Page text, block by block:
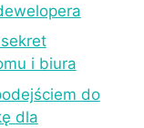
i biura
do
dla